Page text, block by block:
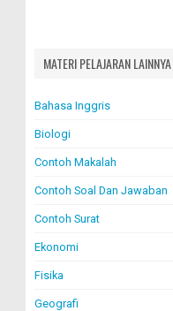
MATERI PELAJARAN LAINNYA
Bahasa Inggris
Biologi
Contoh Makalah
Contoh Soal Dan Jawaban
Contoh Surat
Ekonomi
Fisika
Geografi